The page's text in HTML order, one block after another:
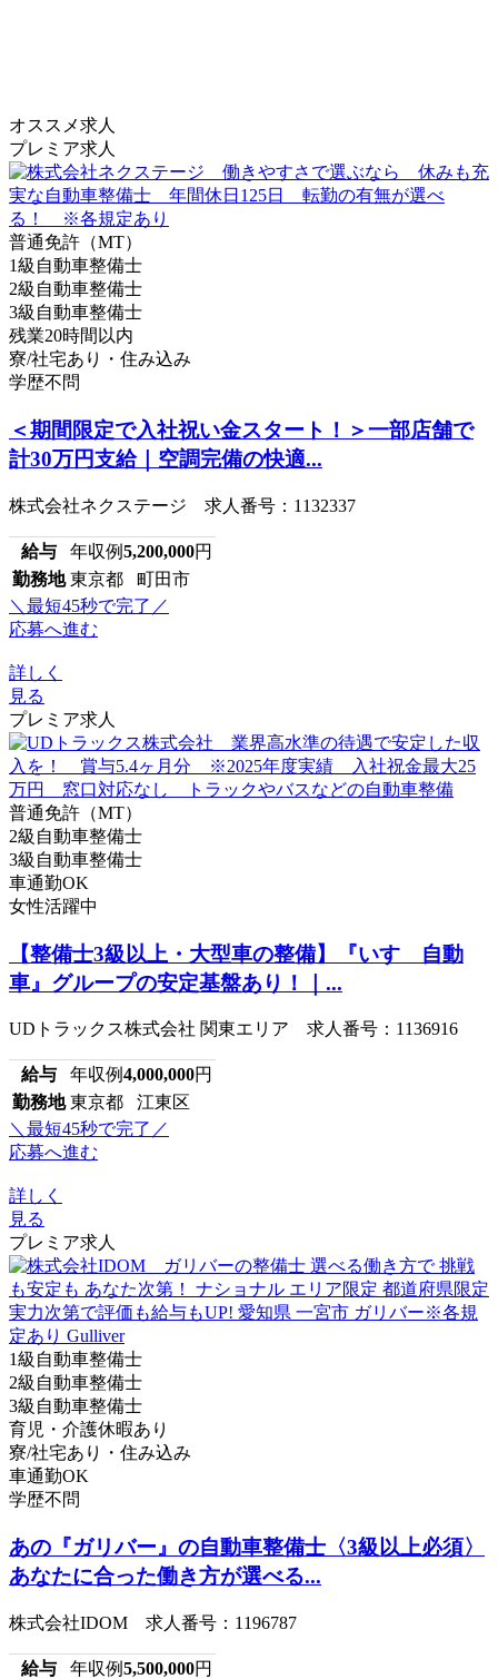
オススメ求人
プレミア求人
普通免許（MT）
1級自動車整備士
2級自動車整備士
3級自動車整備士
残業20時間以内
寮/社宅あり・住み込み
学歴不問
＜期間限定で入社祝い金スタート！＞一部店舗で
計30万円支給｜空調完備の快適...
株式会社ネクステージ 求人番号：1132337
給与 年収例5,200,000円
勤務地 東京都 町田市
＼最短45秒で完了／
応募へ進む
詳しく
見る
プレミア求人
普通免許（MT）
2級自動車整備士
3級自動車整備士
車通勤OK
女性活躍中
【整備士3級以上・大型車の整備】『いすゞ自動
車』グループの安定基盤あり！｜...
UDトラックス株式会社 関東エリア 求人番号：1136916
給与 年収例4,000,000円
勤務地 東京都 江東区
＼最短45秒で完了／
応募へ進む
詳しく
見る
プレミア求人
1級自動車整備士
2級自動車整備士
3級自動車整備士
育児・介護休暇あり
寮/社宅あり・住み込み
車通勤OK
学歴不問
あの『ガリバー』の自動車整備士〈3級以上必須〉
あなたに合った働き方が選べる...
株式会社IDOM 求人番号：1196787
給与 年収例5,500,000円